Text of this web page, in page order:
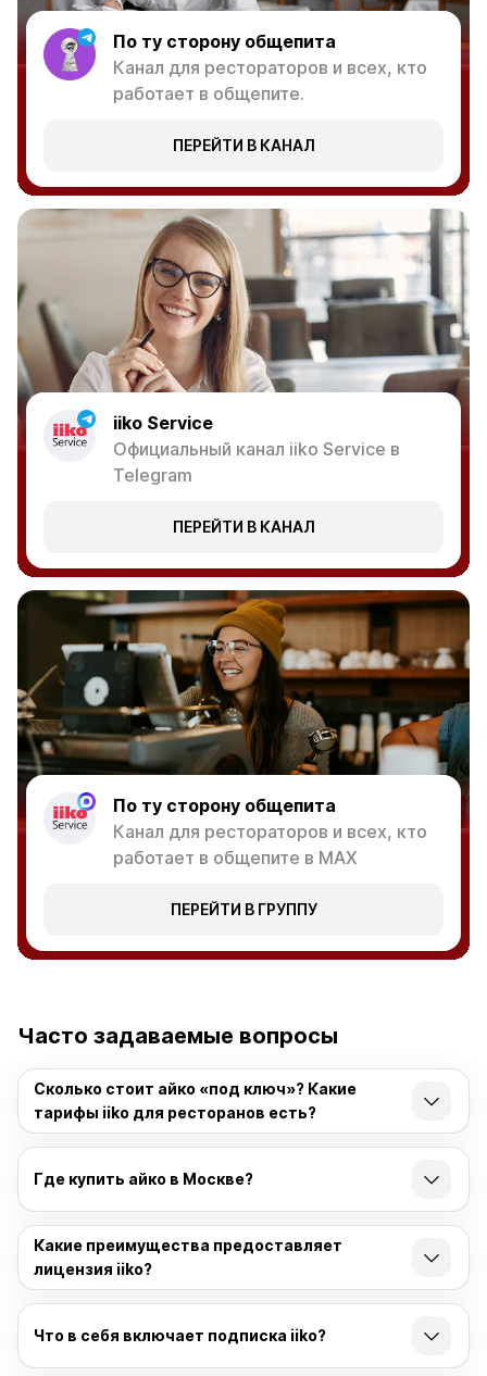
работает в общепите.
ПЕРЕЙТИ В КАНАЛ
iiko Service
Официальный канал iiko Service в
Telegram
ПЕРЕЙТИ В КАНАЛ
По ту сторону общепита
Канал для рестораторов и всех, кто
работает в общепите в MAX
ПЕРЕЙТИ В ГРУППУ
Часто задаваемые вопросы
тарифы iiko для ресторанов есть?
Где купить айко в Москве?
лицензия iiko?
Что в себя включает подписка iiko?
внедрение iiko?